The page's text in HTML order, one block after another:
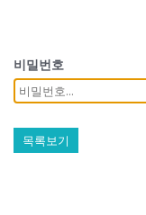
비밀번호
목록보기